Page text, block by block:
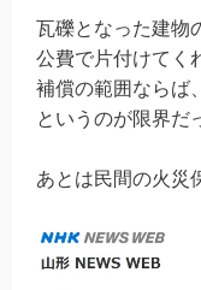
瓦礫となった建物
公費で片付けてく
補償の範囲ならば
というのが限界だ
あとは民間の火災